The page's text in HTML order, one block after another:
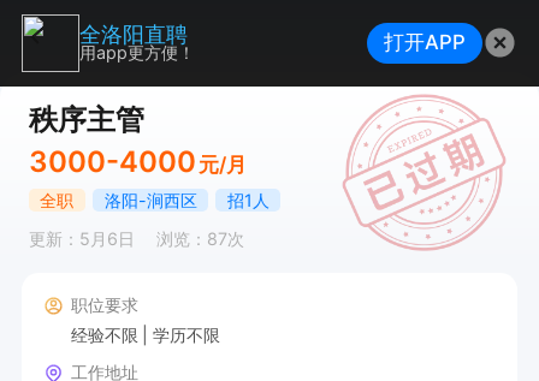
秩序主管
3000-4000 元/月
全职 洛阳-涧西区
招1人
更新：5月6日
浏览：87次
职位要求
经验不限
学历不限
工作地址
全洛阳直聘
用app更方便！ 打开APP